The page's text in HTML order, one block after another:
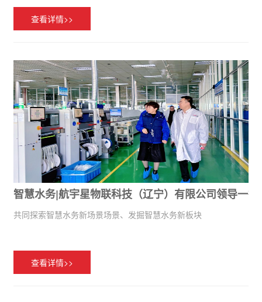
查看详情>>
智慧水务|航宇星物联科技（辽宁）有限公司领导一
共同探索智慧水务新场景场景、发掘智慧水务新板块
查看详情>>